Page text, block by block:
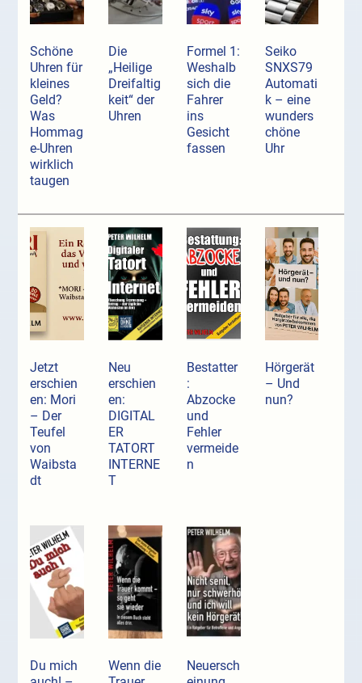
Schöne
Uhren für
kleines
Geld?
Was
Hommag
e-Uhren
wirklich
taugen
Die
„Heilige
Dreifaltig
keit“ der
Uhren
Formel 1:
Weshalb
sich die
Fahrer
ins
Gesicht
fassen
Seiko
SNXS79
Automati
k – eine
wunders
chöne
Uhr
Jetzt
erschien
en: Mori
– Der
Teufel
von
Waibsta
dt
Neu
erschien
en:
DIGITAL
ER
TATORT
INTERNE
T
Bestatter
:
Abzocke
und
Fehler
vermeide
n
Hörgerät
– Und
nun?
Du mich
Wenn die
Neuersch